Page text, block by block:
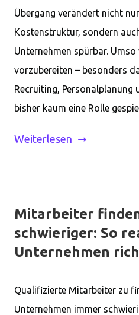
Übergang verändert nicht
Kostenstruktur, sondern
Unternehmen spürbar.
vorzubereiten – besonders
Recruiting,
bisher kaum eine Rolle
Weiterlesen
Mitarbeiter
schwieriger: So
Unternehmen
Qualifizierte Mitarbeiter zu
Unternehmen immer